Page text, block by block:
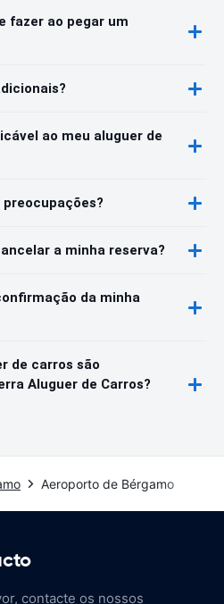
fazer ao pegar um
ao meu aluguer de
a minha reserva?
da minha
de carros são
Aluguer de Carros?
Aeroporto de Bérgamo
contacte os nossos